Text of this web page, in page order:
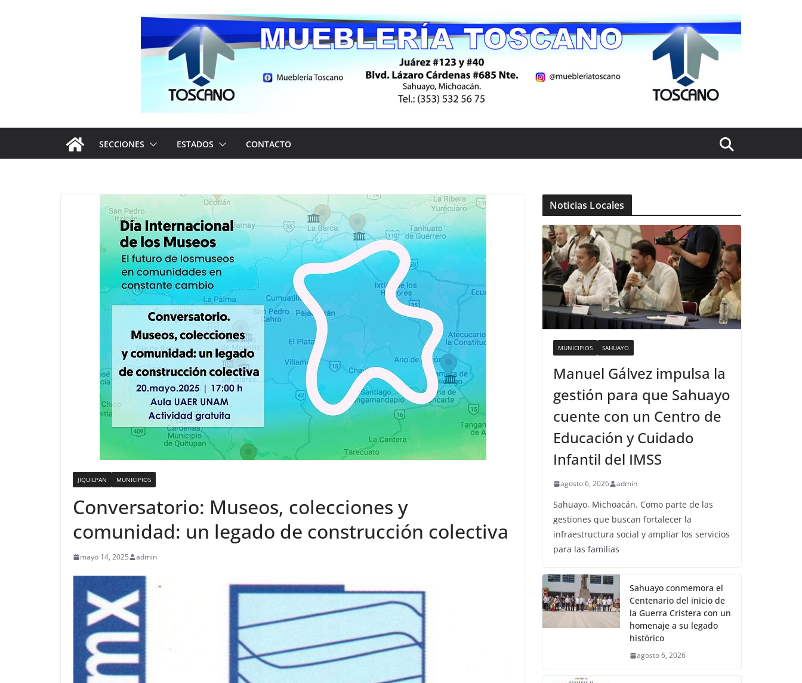
SECCIONES ESTADOS CONTACTO
JIQUILPAN MUNICIPIOS
Conversatorio: Museos, colecciones y
comunidad: un legado de construcción colectiva
mayo 14, 2025 admin
Noticias Locales
MUNICIPIOS SAHUAYO
Manuel Gálvez impulsa la
gestión para que Sahuayo
cuente con un Centro de
Educación y Cuidado
Infantil del IMSS
agosto 6, 2026 admin
Sahuayo, Michoacán. Como parte de las
gestiones que buscan fortalecer la
infraestructura social y ampliar los servicios
para las familias
Sahuayo conmemora el
Centenario del inicio de
la Guerra Cristera con un
homenaje a su legado
histórico
agosto 6, 2026